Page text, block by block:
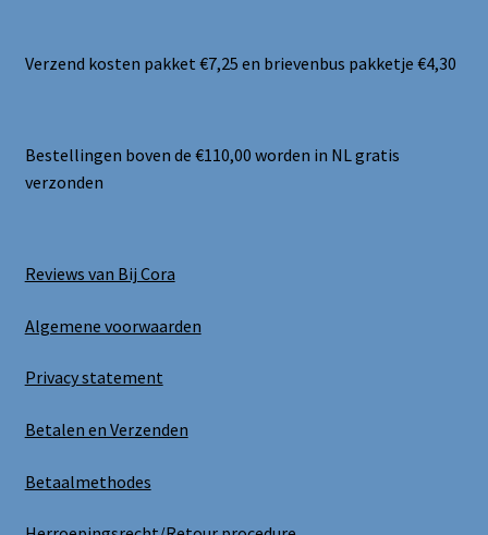
Verzend kosten pakket €7,25 en brievenbus pakketje €4,30
Bestellingen boven de €110,00 worden in NL gratis
verzonden
Reviews van Bij Cora
Algemene voorwaarden
Privacy statement
Betalen en Verzenden
Betaalmethodes